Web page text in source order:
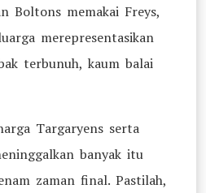
Boltons memakai Freys,
merepresentasikan
terbunuh, kaum balai
Targaryens serta
banyak itu
zaman final. Pastilah,